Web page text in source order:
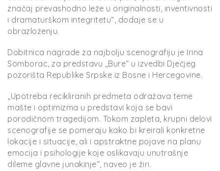
značaj prevashodno leže u originalnosti, inventivnosti
i dramaturškom integritetu“, dodaje se u
obrazloženju.
Dobitnica nagrade za najbolju scenografiju je Irina
Somborac, za predstavu „Bure“ u izvedbi Dječjeg
pozorišta Republike Srpske iz Bosne i Hercegovine.
„Upotreba recikliranih predmeta odražava teme
mašte i optimizma u predstavi koja se bavi
porodičnom tragedijom. Tokom zapleta, krupni delovi
scenografije se pomeraju kako bi kreirali konkretne
lokacije i situacije, ali i apstraktne pojave na planu
emocija i psihologije koje oslikavaju unutrašnje
dileme glavne junakinje“, naveo je žiri.